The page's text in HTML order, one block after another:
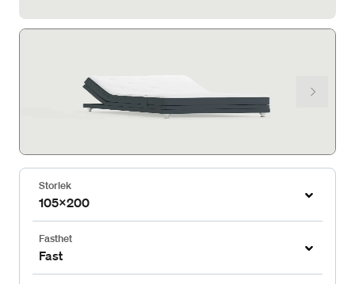
Storlek
105x200
Fasthet
Fast